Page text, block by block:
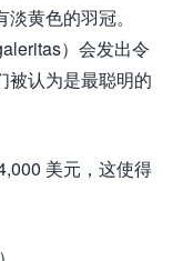
黄色的羽冠。
）会发出令
被认为是最聪明的
美元，这使得